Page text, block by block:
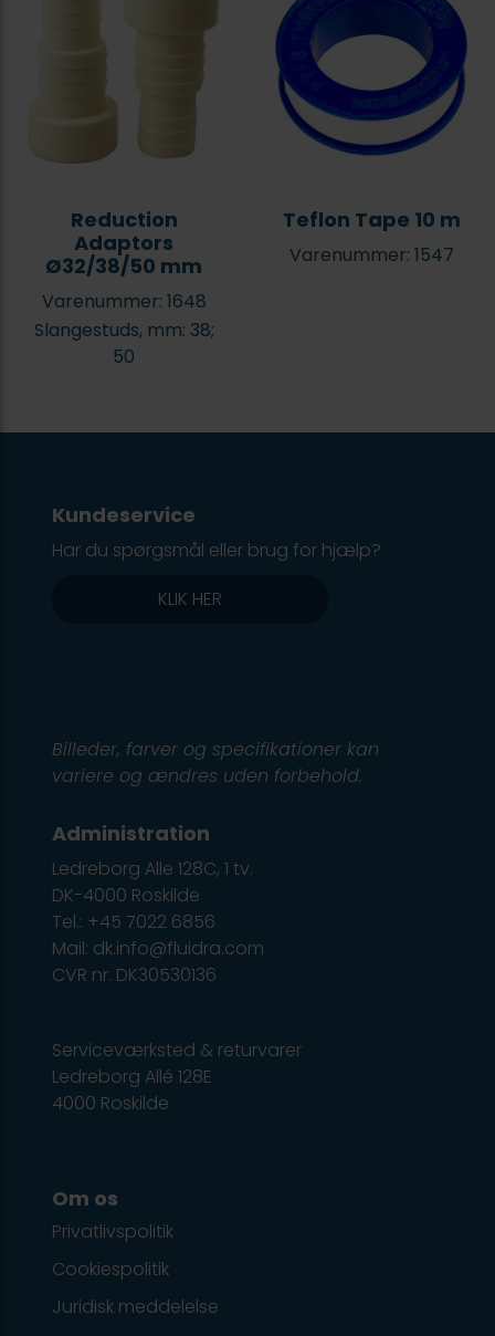
Reduction
Adaptors
Ø32/38/50 mm
Varenummer: 1648
Slangestuds, mm: 38;
50
Teflon Tape 10 m
Varenummer: 1547
Kundeservice
Har du spørgsmål eller brug for hjælp?
KLIK HER
Billeder, farver og specifikationer kan
variere og ændres uden forbehold.
Administration
Ledreborg Alle 128C, 1 tv.
DK-4000 Roskilde
Tel.: +45 7022 6856
Mail: dk.info@fluidra.com
CVR nr. DK30530136
Serviceværksted & returvarer
Ledreborg Allé 128E
4000 Roskilde
Om os
Privatlivspolitik
Cookiespolitik
Juridisk meddelelse